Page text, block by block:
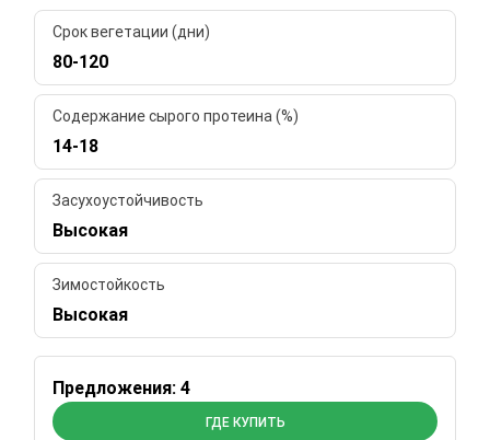
Срок вегетации (дни)
80-120
Содержание сырого протеина (%)
14-18
Засухоустойчивость
Высокая
Зимостойкость
Высокая
Предложения: 4
ГДЕ КУПИТЬ